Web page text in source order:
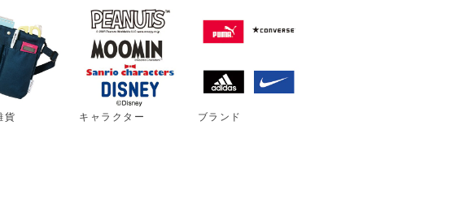
貨 キャラクター ブランド